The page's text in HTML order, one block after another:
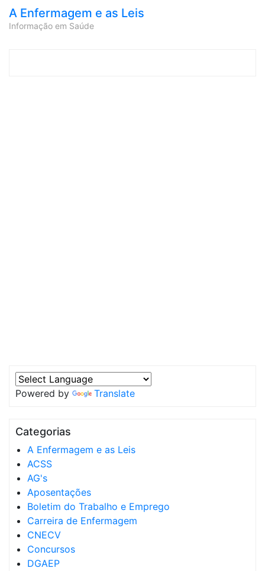
A Enfermagem e as Leis
Informação em Saúde
Powered by Translate
Categorias
A Enfermagem e as Leis
ACSS
AG's
Aposentações
Boletim do Trabalho e Emprego
Carreira de Enfermagem
CNECV
Concursos
DGAEP